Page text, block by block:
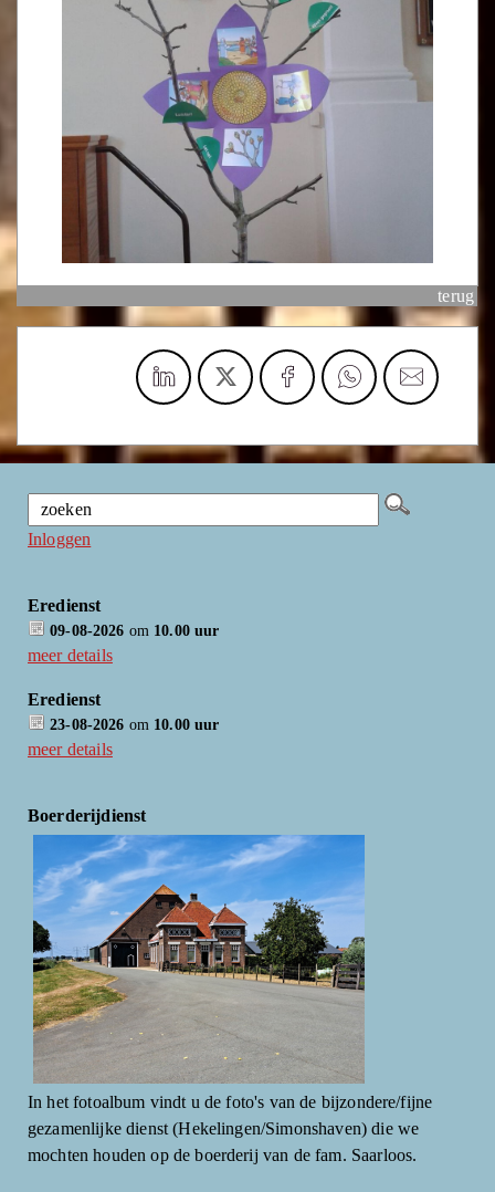
terug
Inloggen
Eredienst
09-08-2026 om 10.00 uur
meer details
Eredienst
23-08-2026 om 10.00 uur
meer details
Boerderijdienst
In het fotoalbum vindt u de foto's van de bijzondere/fijne
gezamenlijke dienst (Hekelingen/Simonshaven) die we
mochten houden op de boerderij van de fam. Saarloos.